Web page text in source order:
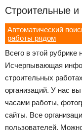
Строительные
Автоматический
работы рядом
Всего в этой рубрике
Исчерпывающая
строительных
организаций. У нас
часами работы,
сайты. Все
пользователей.